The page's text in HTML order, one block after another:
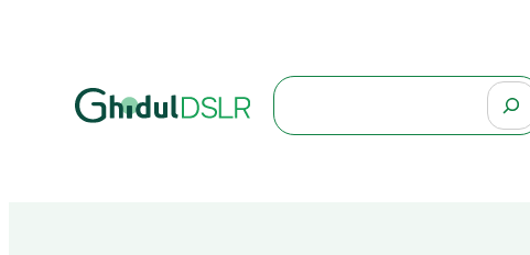
Search